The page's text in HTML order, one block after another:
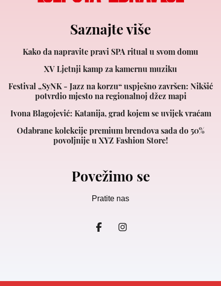
Saznajte više
Kako da napravite pravi SPA ritual u svom domu
XV Ljetnji kamp za kamernu muziku
Festival „SyNK - Jazz na korzu“ uspješno završen: Nikšić
potvrdio mjesto na regionalnoj džez mapi
Ivona Blagojević: Katanija, grad kojem se uvijek vraćam
Odabrane kolekcije premium brendova sada do 50%
povoljnije u XYZ Fashion Store!
Povežimo se
Pratite nas